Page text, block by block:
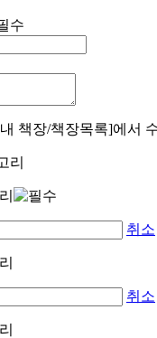
책장/책장목록]에서
리
취소
취소